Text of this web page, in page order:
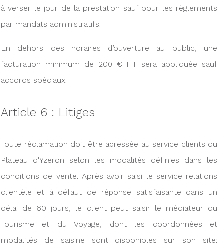
à verser le jour de la prestation sauf pour les règlements
par mandats administratifs.
En dehors des horaires d’ouverture au public, une
facturation minimum de 200 € HT sera appliquée sauf
accords spéciaux.
Article 6 : Litiges
Toute réclamation doit être adressée au service clients du
Plateau d'Yzeron selon les modalités définies dans les
conditions de vente. Après avoir saisi le service relations
clientèle et à défaut de réponse satisfaisante dans un
délai de 60 jours, le client peut saisir le médiateur du
Tourisme et du Voyage, dont les coordonnées et
modalités de saisine sont disponibles sur son site: